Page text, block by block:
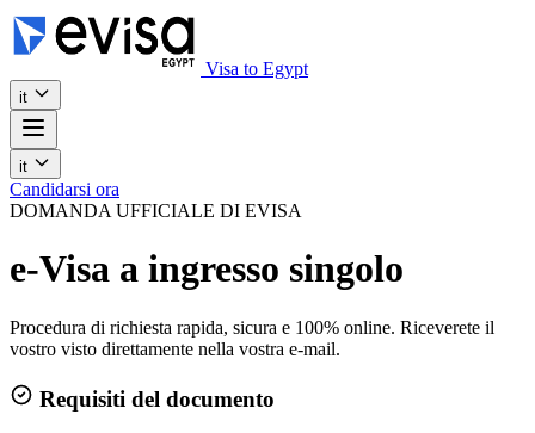
Visa to Egypt
it
it
Candidarsi ora
DOMANDA UFFICIALE DI EVISA
e-Visa a ingresso singolo
Procedura di richiesta rapida, sicura e 100% online. Riceverete il
vostro visto direttamente nella vostra e-mail.
Requisiti del documento